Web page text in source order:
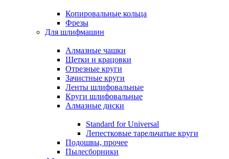
Копировальные кольца
Фрезы
Для шлифмашин
Алмазные чашки
Щетки и крацовки
Отрезные круги
Зачистные круги
Ленты шлифовальные
Круги шлифовальные
Алмазные диски
Standard for Universal
Лепестковые тарельчатые круги
Подошвы, прочее
Пылесборники